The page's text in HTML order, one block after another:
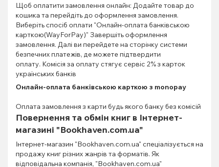
Щоб оплатити замовлення онлайн: Додайте товар до
кошика та перейдіть до оформлення замовлення.
Виберіть спосіб оплати "Онлайн-оплата банківською
карткою(WayForPay)" Завершіть оформлення
замовлення. Далі ви перейдете на сторінку системи
безпечних платежів, де можете підтвердити
оплату. Комісія за оплату стягує сервіс 2% з карток
українських банків
Онлайн-оплата банківською карткою з monopay
Оплата замовлення з карти будь якого банку без комісій
Повернення та обмін книг в Інтернет-
магазині "Bookhaven.com.ua"
Інтернет-магазин "Bookhaven.com.ua" спеціалізується на
продажу книг різних жанрів та форматів. Як
відповідальна компанія, "Bookhaven.com.ua"